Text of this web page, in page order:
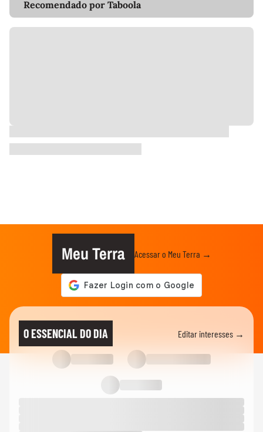
Recomendado por Taboola
Meu Terra Acessar o Meu Terra →
O ESSENCIAL DO DIA Editar interesses →